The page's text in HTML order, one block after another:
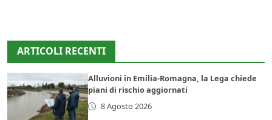
ARTICOLI RECENTI
Alluvioni in Emilia-Romagna, la Lega chiede
piani di rischio aggiornati
8 Agosto 2026